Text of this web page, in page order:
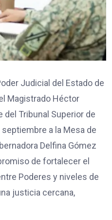
Judicial del Estado de
Magistrado Héctor
del Tribunal Superior de
a la Mesa de
Delfina Gómez
de fortalecer el
Poderes y niveles de
justicia cercana,